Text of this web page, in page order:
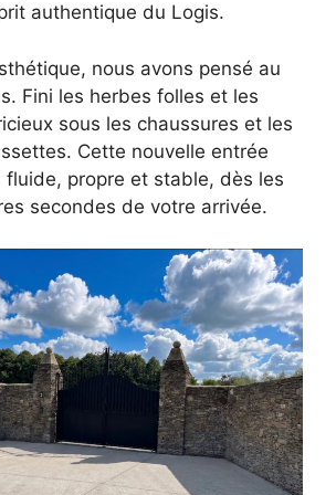
authentique du Logis.
nous avons pensé au
Fini les herbes folles et les
sous les chaussures et les
Cette nouvelle entrée
fluide, propre et stable, dès les
secondes de votre arrivée.